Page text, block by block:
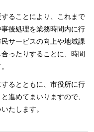
ることにより、これまで
後処理を業務時間内に行
サービスの向上や地域課
ったりすることに、時間
るとともに、市役所に行
進めてまいりますので、
たします。